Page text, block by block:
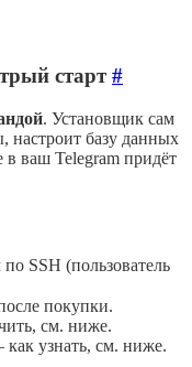
старт #
. Установщик сам
настроит базу данных
в ваш Telegram придёт
SSH (пользователь
покупки.
см. ниже.
узнать, см. ниже.